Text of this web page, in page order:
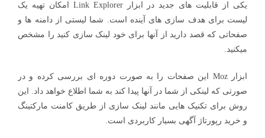
یکی از قابلیت های جدید در ابزار Link Explorer امکان تهیه یک
لیست برای هدف سازی های آینده است. شما لیستی از دامنه ها و
صفحاتی که قصد دارید از آنها برای خود لینک سازی کنید را مشخص
میکنید.
ابزار Moz این صفحات را به صورت دوره ای بررسی کرده و در
صورتی که لینکی از شما در آنها پیدا کند به شما اطلاع خواهد داد. این
روش برای تکنیک هایی مانند لینک سازی از طریق کامنت مارکتینگ
و خرید رپورتاژ آگهی بسیار کاربردی است.